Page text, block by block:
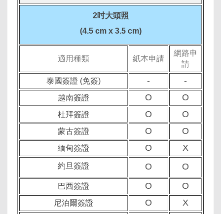
2吋大頭照
(4.5 cm x 3.5 cm)
適用種類 紙本申請
網路申
請
泰國簽證 (免簽)
- -
越南簽證 O O
杜拜簽證 O O
蒙古簽證 O O
緬甸簽證 O X
約旦簽證 O O
巴西簽證 O O
尼泊爾簽證 O X